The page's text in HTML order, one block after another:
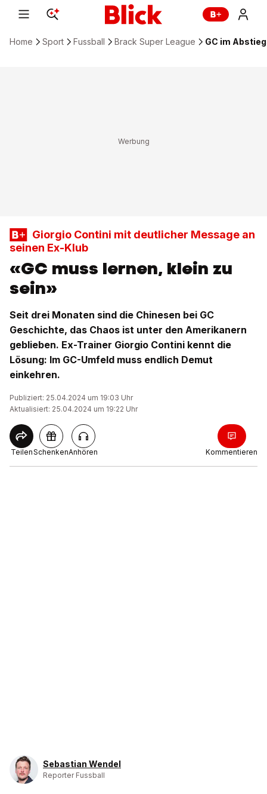
Home Sport Fussball Brack Super League GC im
Giorgio Contini mit deutlicher Message an
seinen Ex-Klub
«GC muss lernen, klein zu
sein»
Seit drei Monaten sind die Chinesen bei GC
Geschichte, das Chaos ist unter den Amerikanern
geblieben. Ex-Trainer Giorgio Contini kennt die
Lösung: Im GC-Umfeld muss endlich Demut
einkehren.
Publiziert: 25.04.2024 um 19:03 Uhr
Aktualisiert: 25.04.2024 um 19:22 Uhr
TeilenSchenkenAnhören Kommentieren
Sebastian Wendel
Reporter Fussball